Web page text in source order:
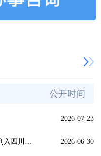
公开时间
2026-07-23
关于申请将甲居镇聂拉村拐枣树列入四川省古树保护名录的建议 2026-06-30